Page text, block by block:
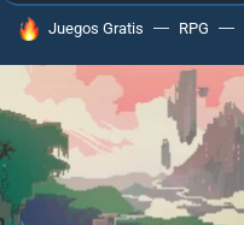
HOY SE HABLA DE
Juegos Gratis RPG